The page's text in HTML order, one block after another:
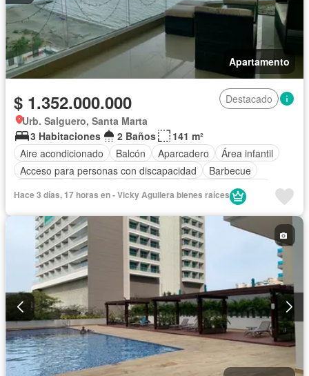
Apartamento
$ 1.352.000.000
Destacado
Urb. Salguero, Santa Marta
3 Habitaciones
2 Baños
141 m²
Aire acondicionado
Balcón Aparcadero
Área infantil
Acceso para personas con discapacidad
Barbecue
Vista panorámica
Hace 3 días, 17 horas en - Vicky Aguilera bienes raíces